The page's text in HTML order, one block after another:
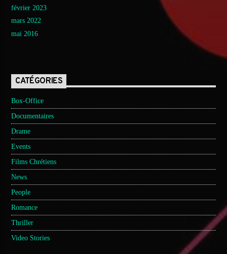
février 2023
mars 2022
mai 2016
CATÉGORIES
Box-Office
Documentaires
Drame
Events
Films Chrétiens
News
People
Romance
Thriller
Video Stories